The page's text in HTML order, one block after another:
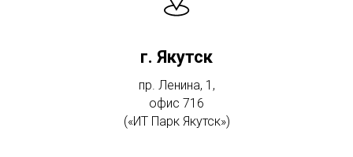
г. Якутск
пр. Ленина, 1,
офис 716
(«ИТ Парк Якутск»)